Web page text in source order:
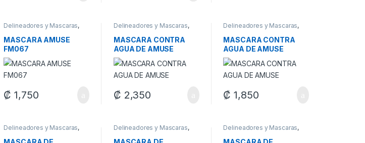
Delineadores y Mascaras,
MASCARA AMUSE
FM067
₡ 1,750
Delineadores y Mascaras,
MASCARA CONTRA
AGUA DE AMUSE
₡ 2,350
Delineadores y Mascaras,
MASCARA CONTRA
AGUA DE AMUSE
₡ 1,850
Delineadores y Mascaras,
Delineadores y Mascaras,
Delineadores y Mascaras,